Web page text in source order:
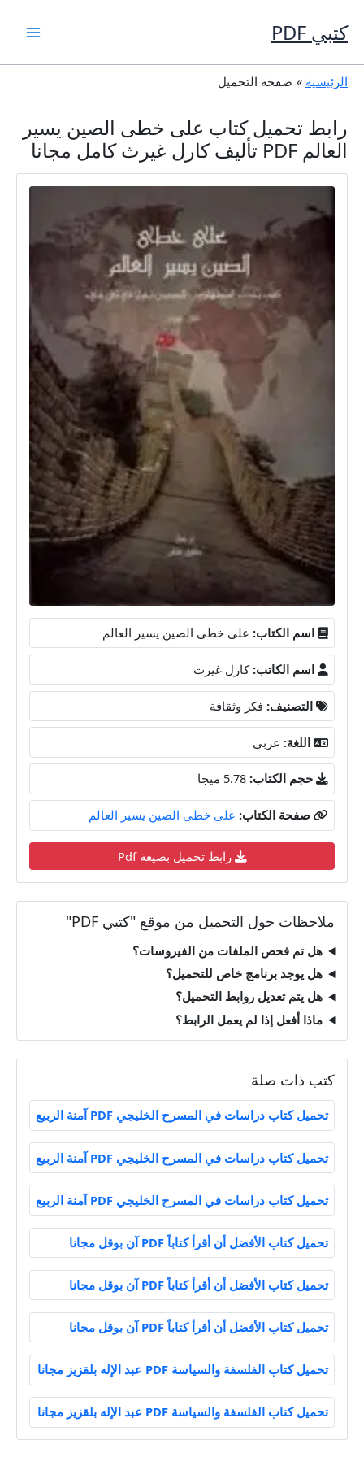
إلى
المحتوى
كتبي PDF
الرئيسية صفحة التحميل
رابط تحميل كتاب على خطى الصين يسير
العالم PDF تأليف كارل غيرث كامل مجانا
اسم الكتاب: على خطى الصين يسير العالم
اسم الكاتب: كارل غيرث
التصنيف: فكر وثقافة
اللغة: عربي
حجم الكتاب: 5.78 ميجا
صفحة الكتاب: على خطى الصين يسير العالم
رابط تحميل بصيغة Pdf
ملاحظات حول التحميل من موقع "كتبي PDF"
هل تم فحص الملفات من الفيروسات؟
هل يوجد برنامج خاص للتحميل؟
هل يتم تعديل روابط التحميل؟
ماذا أفعل إذا لم يعمل الرابط؟
كتب ذات صلة
تحميل كتاب دراسات في المسرح الخليجي PDF آمنة الربيع
تحميل كتاب دراسات في المسرح الخليجي PDF آمنة الربيع
تحميل كتاب دراسات في المسرح الخليجي PDF آمنة الربيع
تحميل كتاب الأفضل أن أقرأ كتاباً PDF آن بوقل مجانا
تحميل كتاب الأفضل أن أقرأ كتاباً PDF آن بوقل مجانا
تحميل كتاب الأفضل أن أقرأ كتاباً PDF آن بوقل مجانا
تحميل كتاب الفلسفة والسياسة PDF عبد الإله بلقزيز مجانا
تحميل كتاب الفلسفة والسياسة PDF عبد الإله بلقزيز مجانا